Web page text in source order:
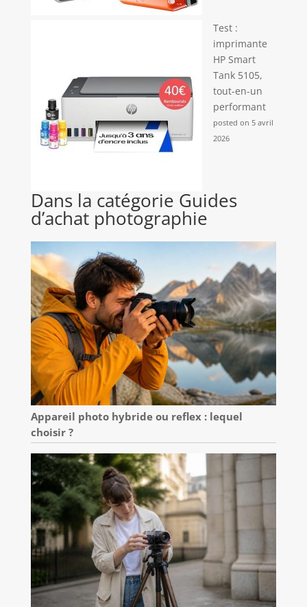
Test :
imprimante
HP Smart
Tank 5105,
tout-en-un
performant
posted on 5 avril
2026
Dans la catégorie Guides
d’achat photographie
Appareil photo hybride ou reflex : lequel
choisir ?